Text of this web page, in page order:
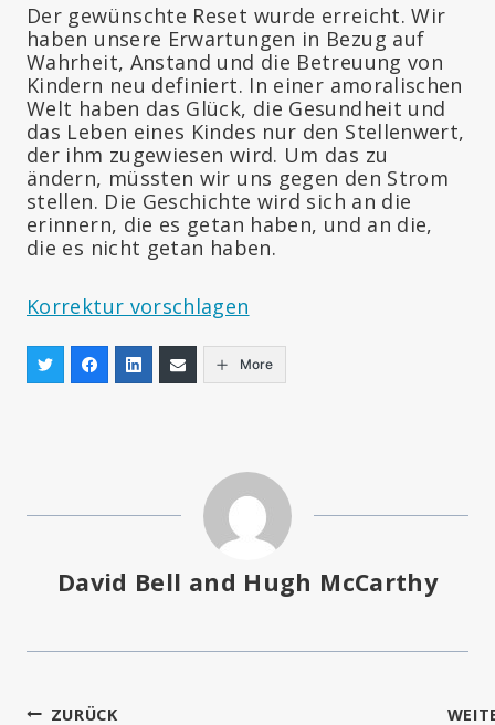
Der gewünschte Reset wurde erreicht. Wir
haben unsere Erwartungen in Bezug auf
Wahrheit, Anstand und die Betreuung von
Kindern neu definiert. In einer amoralischen
Welt haben das Glück, die Gesundheit und
das Leben eines Kindes nur den Stellenwert,
der ihm zugewiesen wird. Um das zu
ändern, müssten wir uns gegen den Strom
stellen. Die Geschichte wird sich an die
erinnern, die es getan haben, und an die,
die es nicht getan haben.
Korrektur vorschlagen
More
David Bell and Hugh McCarthy
ZURÜCK